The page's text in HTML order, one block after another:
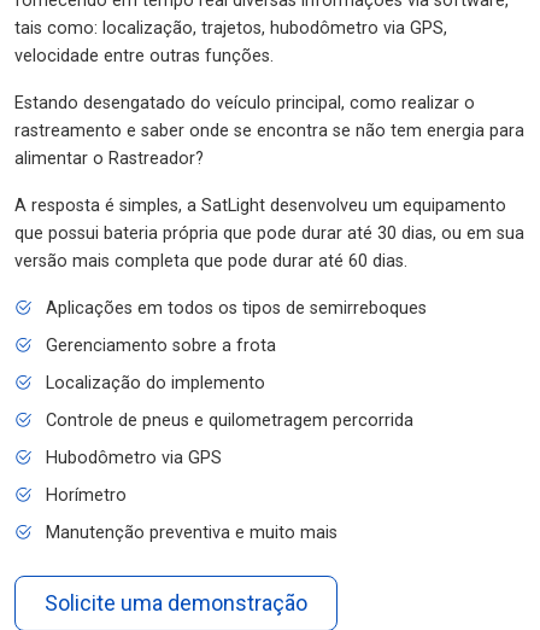
tais como: localização, trajetos, hubodômetro via GPS,
velocidade entre outras funções.
Estando desengatado do veículo principal, como realizar o
rastreamento e saber onde se encontra se não tem energia para
alimentar o Rastreador?
A resposta é simples, a SatLight desenvolveu um equipamento
que possui bateria própria que pode durar até 30 dias, ou em sua
versão mais completa que pode durar até 60 dias.
Aplicações em todos os tipos de semirreboques
Gerenciamento sobre a frota
Localização do implemento
Controle de pneus e quilometragem percorrida
Hubodômetro via GPS
Horímetro
Manutenção preventiva e muito mais
Solicite uma demonstração